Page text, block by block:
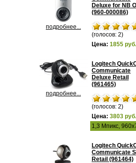
подробнее...
Deluxe for NB
(960-000086)
(голосов: 2)
Цена: 1855 руб.
подробнее...
Logitech
Communicate
Deluxe Retail
(961465)
(голосов: 2)
Цена: 3803 руб.
1,3 Мпикс,
Logitech
Communicate
Retail (961464)